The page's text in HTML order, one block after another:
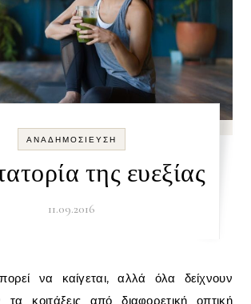
ΑΝΑΔΗΜΟΣΊΕΥΣΗ
της ευεξίας
11.09.2016
τα κοιτάξεις από διαφορετική οπτική